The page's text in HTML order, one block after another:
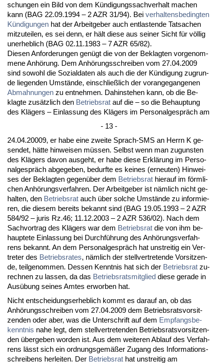
schun­gen ein Bild von dem Kündi­gungs­sach­ver­halt ma­chen
kann (BAG 22.09.1994 – 2 AZR 31/94). Bei ver­hal­tens­be­ding­ten
Kündi­gun­gen hat der Ar­beit­ge­ber auch ent­las­ten­de Tat­sa­chen
mit­zu­tei­len, es sei denn, er hält die­se aus sei­ner Sicht für völlig
un­er­heb­lich (BAG 02.11.1983 – 7 AZR 65/82).
Die­sen An­for­de­run­gen genügt die von der Be­klag­ten vor­ge­nom­
me­ne Anhörung. Dem Anhörungs­schrei­ben vom 27.04.2009
sind so­wohl die So­zi­al­da­ten als auch die der Kündi­gung zu­grun­
de lie­gen­den Umstände, ein­sch­ließlich der vor­an­ge­gan­ge­nen
Ab­mah­nun­gen zu ent­neh­men. Da­hin­ste­hen kann, ob die Be­
klag­te zusätz­lich den Be­triebs­rat auf die – so die Be­haup­tung
des Klägers – Ein­las­sung des Klägers im Per­so­nal­gespräch am
- 13 -
24.04.20009, er ha­be ei­ne zwei­te Sprach-SMS an Herrn K ge­
sen­det, hätte hin­wei­sen müssen. Selbst wenn man zu­guns­ten
des Klägers da­von aus­geht, er ha­be die­se Erklärung im Per­so­
nal­gespräch ab­ge­ge­ben, be­durf­te es kei­nes (er­neu­ten) Hin­wei­
ses der Be­klag­ten ge­genüber dem Be­triebs­rat hier­auf im förm­li­
chen Anhörungs­ver­fah­ren. Der Ar­beit­ge­ber ist nämlich nicht ge­
hal­ten, den Be­triebs­rat auch über sol­che Umstände zu in­for­mie­
ren, die die­sem be­reits be­kannt sind (BAG 19.05.1993 – 2 AZR
584/92 – ju­ris Rz.46; 11.12.2003 – 2 AZR 536/02). Nach dem
Sach­vor­trag des Klägers war dem Be­triebs­rat die von ihm be­
haup­te­te Ein­las­sung bei Durchführung des Anhörungs­ver­fah­
rens be­kannt. An dem Per­so­nal­gespräch hat un­strei­tig ein Ver­
tre­ter des Be­triebs­ra­tes, nämlich der stell­ver­tre­ten­de Vor­sit­zen­
de, teil­ge­nom­men. Des­sen Kennt­nis hat sich der Be­triebs­rat zu­
rech­nen zu las­sen, da das Be­triebs­rats­mit­glied die­se ge­ra­de in
Ausübung sei­nes Am­tes er­wor­ben hat.
Nicht ent­schei­dungs­er­heb­lich kommt es dar­auf an, ob das
Anhörungs­schrei­ben vom 27.04.2009 dem Be­triebs­rats­vor­sit­
zen­den oder aber, was die Un­ter­schrift auf dem Emp­fangs­be­
kennt­nis na­he legt, dem stell­ver­tre­ten­den Be­triebs­rats­vor­sit­zen­
den über­ge­ben wor­den ist. Aus dem wei­te­ren Ab­lauf des Ver­fah­
rens lässt sich ein ord­nungs­gemäßer Zu­gang des In­for­ma­ti­ons­
schrei­bens her­lei­ten. Der Be­triebs­rat hat un­strei­tig am